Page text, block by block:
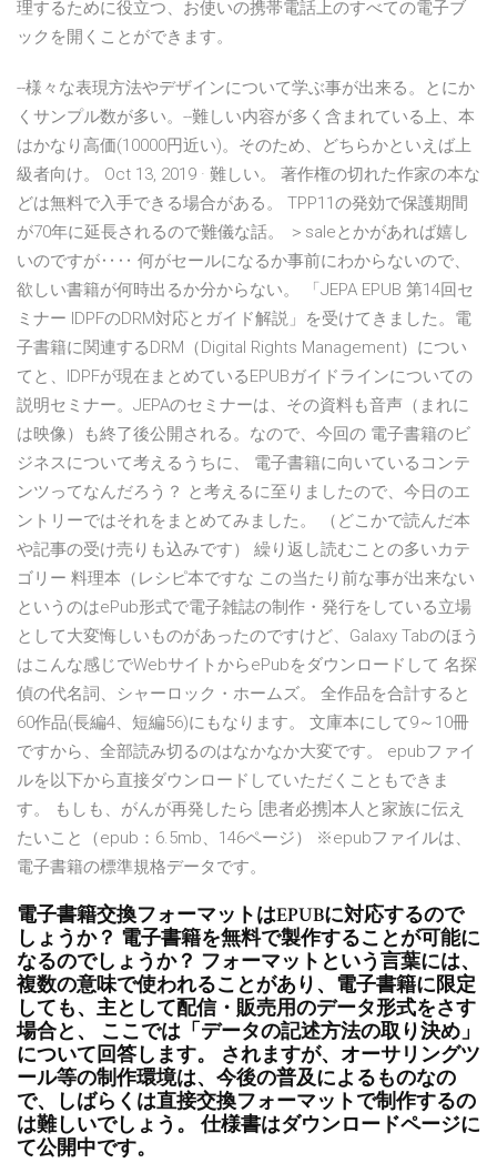
理するために役立つ、お使いの携帯電話上のすべての電子ブ
ックを開くことができます。
--様々な表現方法やデザインについて学ぶ事が出来る。とにか
くサンプル数が多い。--難しい内容が多く含まれている上、本
はかなり高価(10000円近い)。そのため、どちらかといえば上
級者向け。 Oct 13, 2019 · 難しい。 著作権の切れた作家の本な
どは無料で入手できる場合がある。 TPP11の発効で保護期間
が70年に延長されるので難儀な話。 ＞saleとかがあれば嬉し
いのですが‥‥ 何がセールになるか事前にわからないので、
欲しい書籍が何時出るか分からない。 「JEPA EPUB 第14回セ
ミナー IDPFのDRM対応とガイド解説」を受けてきました。電
子書籍に関連するDRM（Digital Rights Management）につい
てと、IDPFが現在まとめているEPUBガイドラインについての
説明セミナー。JEPAのセミナーは、その資料も音声（まれに
は映像）も終了後公開される。なので、今回の 電子書籍のビ
ジネスについて考えるうちに、 電子書籍に向いているコンテ
ンツってなんだろう？ と考えるに至りましたので、今日のエ
ントリーではそれをまとめてみました。 （どこかで読んだ本
や記事の受け売りも込みです） 繰り返し読むことの多いカテ
ゴリー 料理本（レシピ本ですな この当たり前な事が出来ない
というのはePub形式で電子雑誌の制作・発行をしている立場
として大変悔しいものがあったのですけど、Galaxy Tabのほう
はこんな感じでWebサイトからePubをダウンロードして 名探
偵の代名詞、シャーロック・ホームズ。 全作品を合計すると
60作品(長編4、短編56)にもなります。 文庫本にして9～10冊
ですから、全部読み切るのはなかなか大変です。 epubファイ
ルを以下から直接ダウンロードしていただくこともできま
す。 もしも、がんが再発したら [患者必携]本人と家族に伝え
たいこと（epub：6.5mb、146ページ） ※epubファイルは、
電子書籍の標準規格データです。
電子書籍交換フォーマットはEPUBに対応するので
しょうか？ 電子書籍を無料で製作することが可能に
なるのでしょうか？ フォーマットという言葉には、
複数の意味で使われることがあり、電子書籍に限定
しても、主として配信・販売用のデータ形式をさす
場合と、 ここでは「データの記述方法の取り決め」
について回答します。 されますが、オーサリングツ
ール等の制作環境は、今後の普及によるものなの
で、しばらくは直接交換フォーマットで制作するの
は難しいでしょう。 仕様書はダウンロードページに
て公開中です。